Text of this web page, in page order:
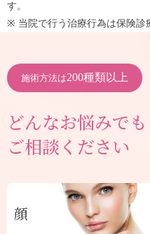
す。
※ 当院で行う治療行為は保険診
施術方法は200種類以上
どんなお悩みでも
ご相談ください
顔